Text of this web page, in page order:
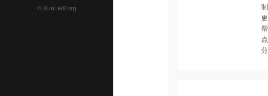
© XunLei8.org